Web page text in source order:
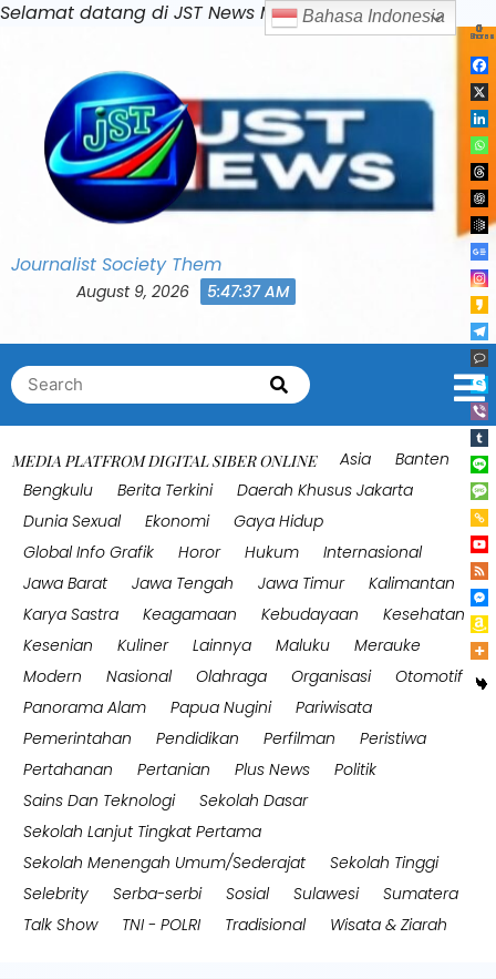
Selamat datang di JST News MediaSkip
to
Journalist Society Them
August 9, 2026 5:47:40 AM
Search
for:
Search
MEDIA PLATFROM DIGITAL SIBER ONLINE Asia
Banten
Bengkulu
Berita Terkini
Daerah Khusus Jakarta
Dunia Sexual
Ekonomi
Gaya Hidup
Global Info Grafik
Horor Hukum
Internasional
Jawa Barat
Jawa Tengah Jawa Timur
Kalimantan
Karya Sastra
Keagamaan Kebudayaan
Kesehatan
Kesenian
Kuliner Lainnya Maluku
Merauke
Modern
Nasional Olahraga Organisasi
Otomotif
Panorama Alam
Papua Nugini
Pariwisata
Pemerintahan
Pendidikan Perfilman
Peristiwa
Pertahanan
Pertanian Plus News
Politik
Sains Dan Teknologi
Sekolah Dasar
Sekolah Lanjut Tingkat Pertama
Sekolah Menengah Umum/Sederajat
Sekolah Tinggi
Selebrity
Serba-serbi Sosial Sulawesi
Sumatera
Talk Show
TNI - POLRI Tradisional Wisata & Ziarah